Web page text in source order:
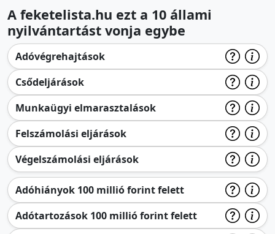
A feketelista.hu ezt a 10 állami
nyilvántartást vonja egybe
Adóvégrehajtások
Csődeljárások
Munkaügyi elmarasztalások
Felszámolási eljárások
Végelszámolási eljárások
Adóhiányok 100 millió forint felett
Adótartozások 100 millió forint felett